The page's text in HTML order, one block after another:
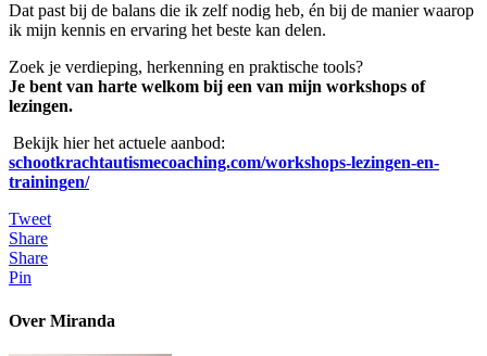
Dat past bij de balans die ik zelf nodig heb, én bij de manier waarop
ik mijn kennis en ervaring het beste kan delen.
Zoek je verdieping, herkenning en praktische tools?
Je bent van harte welkom bij een van mijn workshops of
lezingen.
Bekijk hier het actuele aanbod:
schootkrachtautismecoaching.com/workshops-lezingen-en-
trainingen/
Tweet
Share
Share
Pin
Over Miranda